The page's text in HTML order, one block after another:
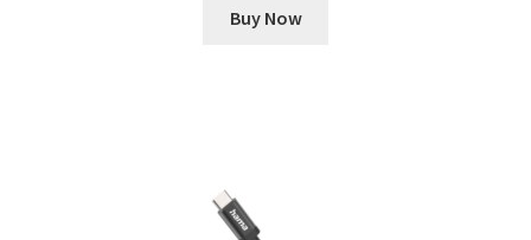
Buy Now